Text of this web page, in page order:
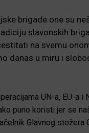
brigade one su
slavonskih
na svemu
danas u miru i
UN-a, EU-a i
puno koristi jer se
Glavnog stožera